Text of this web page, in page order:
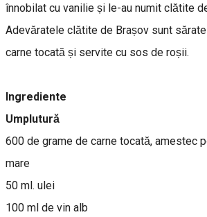
înnobilat cu vanilie și le-au numit clătite
Adevăratele clătite de Brașov sunt
carne tocată și servite cu sos de roșii.
Ingrediente
Umplutură
600 de grame de carne tocată, amestec
mare
50 ml. ulei
100 ml de vin alb